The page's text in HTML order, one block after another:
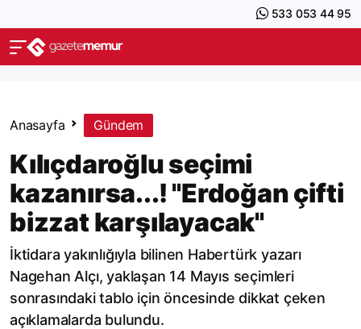
533 053 44 95
Anasayfa Gündem
Kılıçdaroğlu seçimi
kazanırsa...! "Erdoğan çifti
bizzat karşılayacak"
İktidara yakınlığıyla bilinen Habertürk yazarı
Nagehan Alçı, yaklaşan 14 Mayıs seçimleri
sonrasındaki tablo için öncesinde dikkat çeken
açıklamalarda bulundu.